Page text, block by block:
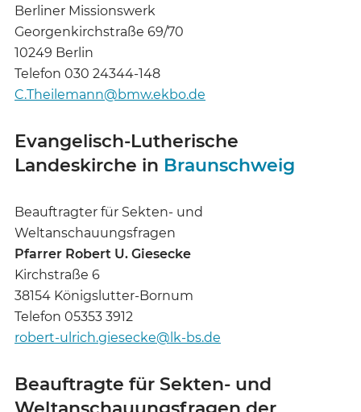
Berliner Missionswerk
Georgenkirchstraße 69/70
10249 Berlin
Telefon 030 24344-148
C.Theilemann@bmw.ekbo.de
Evangelisch-Lutherische
Landeskirche in Braunschweig
Beauftragter für Sekten- und
Weltanschauungsfragen
Pfarrer Robert U. Giesecke
Kirchstraße 6
38154 Königslutter-Bornum
Telefon 05353 3912
robert-ulrich.giesecke@lk-bs.de
Beauftragte für Sekten- und